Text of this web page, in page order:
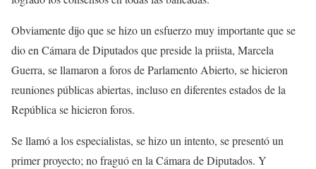
Obviamente dijo que se hizo un esfuerzo muy importante que se
dio en Cámara de Diputados que preside la priista, Marcela
Guerra, se llamaron a foros de Parlamento Abierto, se hicieron
reuniones públicas abiertas, incluso en diferentes estados de la
República se hicieron foros.
Se llamó a los especialistas, se hizo un intento, se presentó un
primer proyecto; no fraguó en la Cámara de Diputados. Y